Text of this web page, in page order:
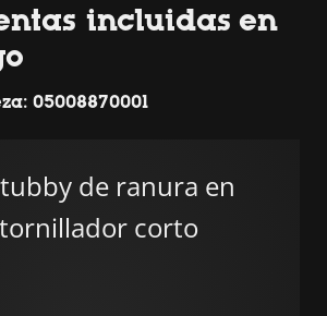
incluidas en
05008870001
de ranura en
corto